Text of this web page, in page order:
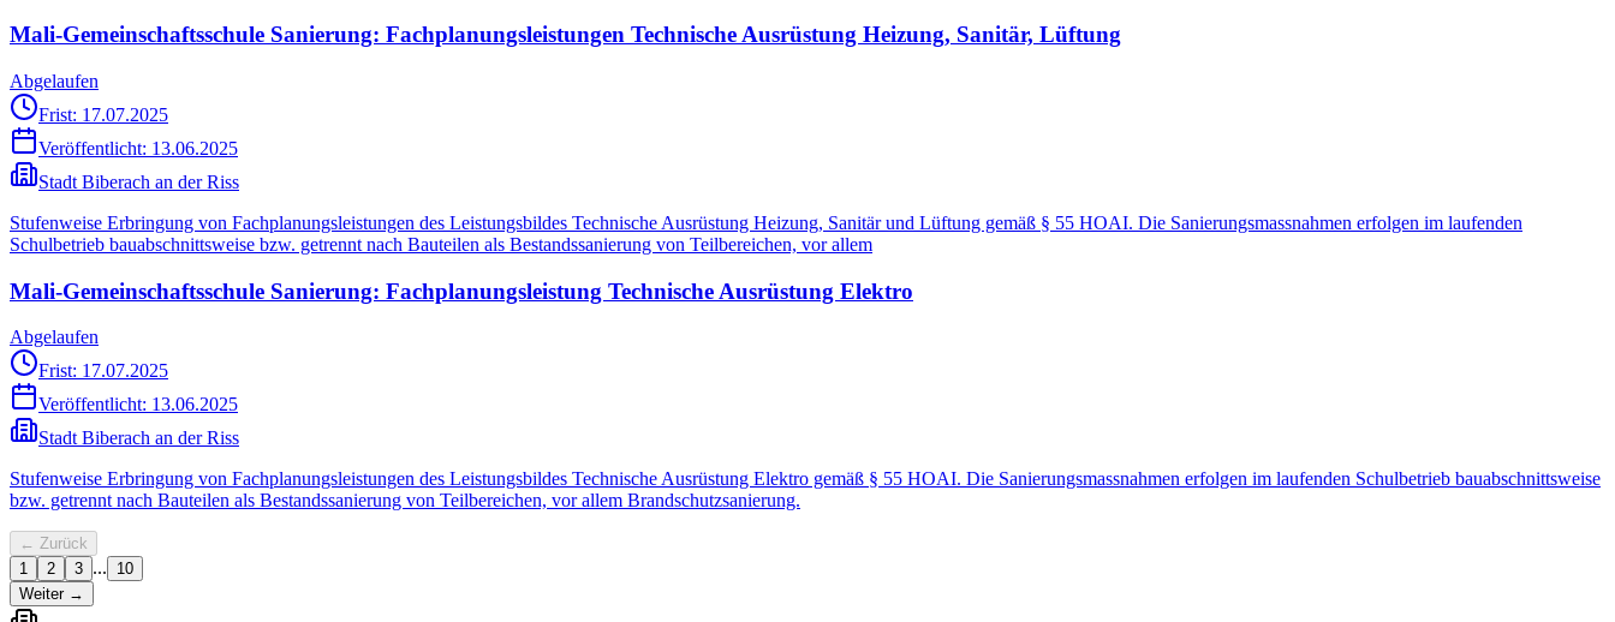
Mali-Gemeinschaftsschule Sanierung: Fachplanungsleistungen Technische Ausrüstung Heizung, Sanitär, Lüftung
Abgelaufen
Frist: 17.07.2025
Veröffentlicht: 13.06.2025
Stadt Biberach an der Riss
Stufenweise Erbringung von Fachplanungsleistungen des Leistungsbildes Technische Ausrüstung Heizung, Sanitär und Lüftung gemäß § 55 HOAI. Die Sanierungsmassnahmen erfolgen im laufenden
Schulbetrieb bauabschnittsweise bzw. getrennt nach Bauteilen als Bestandssanierung von Teilbereichen, vor allem
Mali-Gemeinschaftsschule Sanierung: Fachplanungsleistung Technische Ausrüstung Elektro
Abgelaufen
Frist: 17.07.2025
Veröffentlicht: 13.06.2025
Stadt Biberach an der Riss
Stufenweise Erbringung von Fachplanungsleistungen des Leistungsbildes Technische Ausrüstung Elektro gemäß § 55 HOAI. Die Sanierungsmassnahmen erfolgen im laufenden Schulbetrieb bauabschnittsweise
bzw. getrennt nach Bauteilen als Bestandssanierung von Teilbereichen, vor allem Brandschutzsanierung.
← Zurück
1
2 3 ...
10
Weiter →